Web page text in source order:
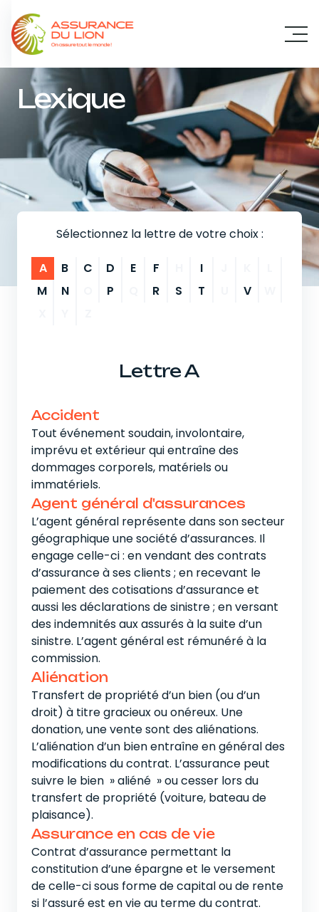
Lexique
Sélectionnez la lettre de votre choix :
A B C D E F I
M
N P R S T V
Lettre A
Accident
Tout événement soudain, involontaire,
imprévu et extérieur qui entraîne des
dommages corporels, matériels ou
immatériels.
Agent général d'assurances
L’agent général représente dans son secteur
géographique une société d’assurances. Il
engage celle-ci : en vendant des contrats
d’assurance à ses clients ; en recevant le
paiement des cotisations d’assurance et
aussi les déclarations de sinistre ; en versant
des indemnités aux assurés à la suite d’un
sinistre. L’agent général est rémunéré à la
commission.
Aliénation
Transfert de propriété d’un bien (ou d’un
droit) à titre gracieux ou onéreux. Une
donation, une vente sont des aliénations.
L’aliénation d’un bien entraîne en général des
modifications du contrat. L’assurance peut
suivre le bien » aliéné » ou cesser lors du
transfert de propriété (voiture, bateau de
plaisance).
Assurance en cas de vie
Contrat d’assurance permettant la
constitution d’une épargne et le versement
de celle-ci sous forme de capital ou de rente
si l’assuré est en vie au terme du contrat.